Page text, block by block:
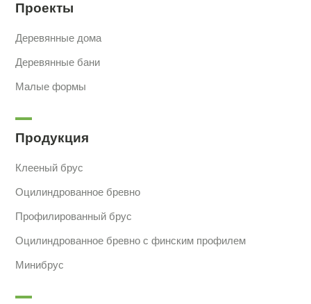
Проекты
Деревянные дома
Деревянные бани
Малые формы
Продукция
Клееный брус
Оцилиндрованное бревно
Профилированный брус
Оцилиндрованное бревно с финским профилем
Минибрус